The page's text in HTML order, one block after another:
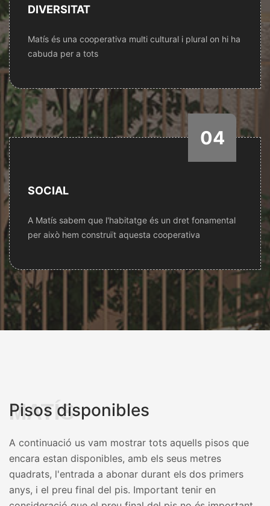
DIVERSITAT
Matís és una cooperativa multi cultural i plural on hi ha
cabuda per a tots
04
SOCIAL
A Matís sabem que l'habitatge és un dret fonamental
per això hem construït aquesta cooperativa
MATÍS
Pisos disponibles
A continuació us vam mostrar tots aquells pisos que
encara estan disponibles, amb els seus metres
quadrats, l'entrada a abonar durant els dos primers
anys, i el preu final del pis. Important tenir en